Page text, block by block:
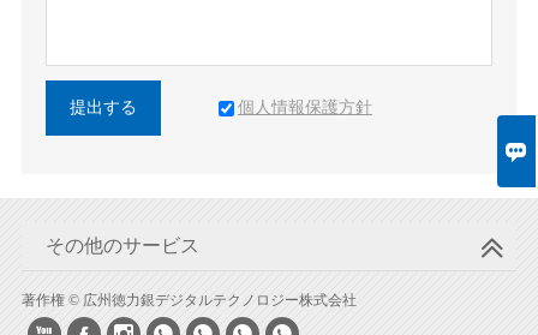

提出する 個人情報保護方針
その他のサービス
著作権 © 広州徳力銀デジタルテクノロジー株式会社